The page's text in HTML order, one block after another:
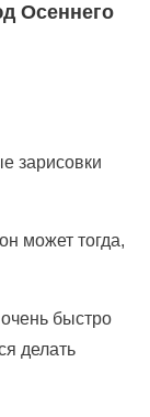
Осеннего
зарисовки
может тогда,
быстро
делать